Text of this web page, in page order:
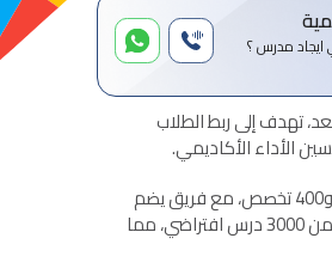
ايجاد مدرس ؟
تهدف إلى ربط الطلاب
الأداء الأكاديمي.
تقدم المنصة خدمات تعليمية شاملة تغطي أكثر من 1500 مادة و400 تخصص، مع فريق يضم
أكثر من 1500 مدرس معتمد. تساهم المنصة شهريًا في حجز أكثر من 3000 درس افتراضي، مما